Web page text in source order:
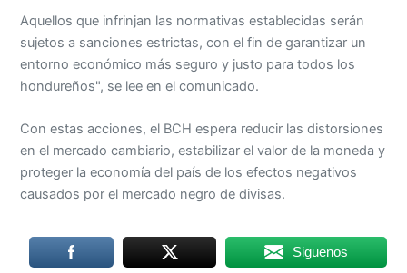
Aquellos que infrinjan las normativas establecidas serán
sujetos a sanciones estrictas, con el fin de garantizar un
entorno económico más seguro y justo para todos los
hondureños", se lee en el comunicado.
Con estas acciones, el BCH espera reducir las distorsiones
en el mercado cambiario, estabilizar el valor de la moneda y
proteger la economía del país de los efectos negativos
causados por el mercado negro de divisas.
Siguenos